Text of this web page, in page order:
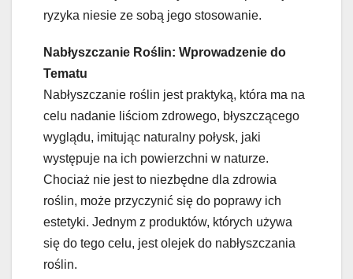
ryzyka niesie ze sobą jego stosowanie.
Nabłyszczanie Roślin: Wprowadzenie do
Tematu
Nabłyszczanie roślin jest praktyką, która ma na
celu nadanie liściom zdrowego, błyszczącego
wyglądu, imitując naturalny połysk, jaki
występuje na ich powierzchni w naturze.
Chociaż nie jest to niezbędne dla zdrowia
roślin, może przyczynić się do poprawy ich
estetyki. Jednym z produktów, których używa
się do tego celu, jest olejek do nabłyszczania
roślin.